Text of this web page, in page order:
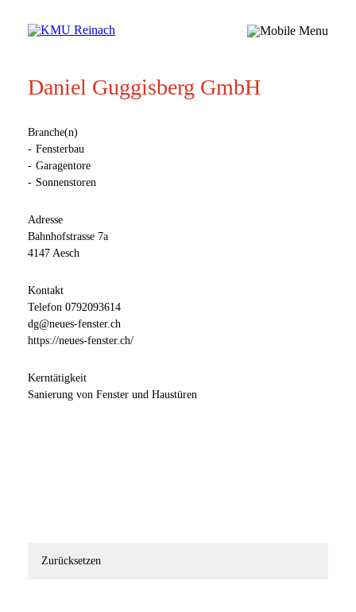
Daniel Guggisberg GmbH
Branche(n)
Fensterbau
Garagentore
Sonnenstoren
Adresse
Bahnhofstrasse 7a
4147 Aesch
Kontakt
Telefon 0792093614
dg@neues-fenster.ch
https://neues-fenster.ch/
Kerntätigkeit
Sanierung von Fenster und Haustüren
Zurücksetzen